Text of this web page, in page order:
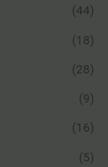
(44)
(18)
(28)
(9)
(16)
(5)